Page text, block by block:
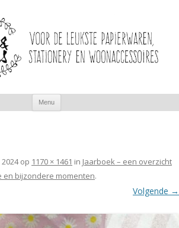
Menu
inhoud
op 1170 × 1461 in Jaarboek – een overzicht
en bijzondere momenten.
Volgende →